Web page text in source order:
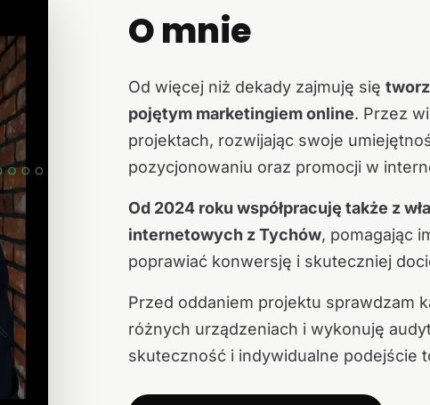
O mnie
Od więcej niż dekady zajmuję się
pojętym marketingiem online. Przez
projektach, rozwijając swoje
pozycjonowaniu oraz promocji w
Od 2024 roku współpracuję także z
internetowych z Tychów, pomagając
poprawiać konwersję i skuteczniej
Przed oddaniem projektu sprawdzam
różnych urządzeniach i wykonuję
skuteczność i indywidualne podejście